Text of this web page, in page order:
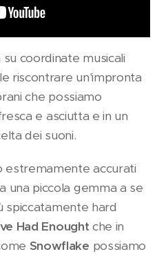
coordinate musicali
riscontrare un'impronta
che possiamo
e asciutta e in un
dei suoni.
estremamente accurati
una piccola gemma a se
spiccatamente hard
Had Enought che in
Snowflake possiamo